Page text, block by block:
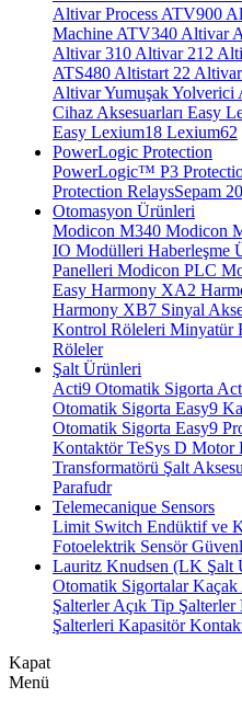
Altivar Process ATV900
Machine ATV340 Altivar
Altivar 310 Altivar 212
ATS480 Altistart 22
Altivar Yumuşak Yolverici
Cihaz Aksesuarları Easy
Easy Lexium18 Lexium62
PowerLogic Protection
PowerLogic™ P3
Protection Relays​Sepam
Otomasyon Ürünleri
Modicon M340 Modicon
IO Modülleri Haberleşme
Panelleri Modicon PLC
Easy Harmony XA2
Harmony XB7 Sinyal
Kontrol Röleleri Minyatür
Röleler
Şalt Ürünleri
Acti9 Otomatik Sigorta
Otomatik Sigorta Easy9
Otomatik Sigorta Easy9
KontaktörTeSys D Motor
Transformatörü Şalt
Parafudr
Telemecanique Sensors
Limit Switch Endüktif ve
Fotoelektrik Sensör
Lauritz Knudsen (LK Şalt
Otomatik SigortalarKaçak
ŞalterlerAçık Tip Şalterler
Şalterleri Kapasitör
Kapat
Menü